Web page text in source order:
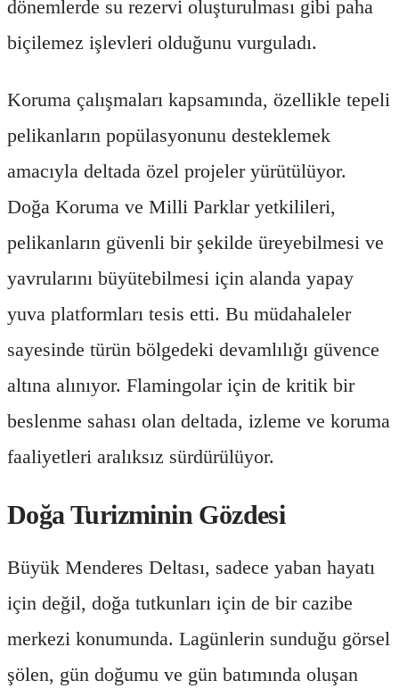
dönemlerde su rezervi oluşturulması gibi paha
biçilemez işlevleri olduğunu vurguladı.
Koruma çalışmaları kapsamında, özellikle tepeli
pelikanların popülasyonunu desteklemek
amacıyla deltada özel projeler yürütülüyor.
Doğa Koruma ve Milli Parklar yetkilileri,
pelikanların güvenli bir şekilde üreyebilmesi ve
yavrularını büyütebilmesi için alanda yapay
yuva platformları tesis etti. Bu müdahaleler
sayesinde türün bölgedeki devamlılığı güvence
altına alınıyor. Flamingolar için de kritik bir
beslenme sahası olan deltada, izleme ve koruma
faaliyetleri aralıksız sürdürülüyor.
Doğa Turizminin Gözdesi
Büyük Menderes Deltası, sadece yaban hayatı
için değil, doğa tutkunları için de bir cazibe
merkezi konumunda. Lagünlerin sunduğu görsel
şölen, gün doğumu ve gün batımında oluşan